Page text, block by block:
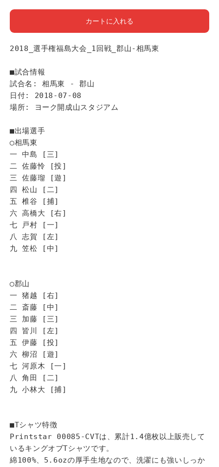
カートに入れる
2018_選手権福島大会_1回戦_郡山-相馬東
■試合情報
試合名: 相馬東 - 郡山
日付: 2018-07-08
場所: ヨーク開成山スタジアム
■出場選手
◯相馬東
一 中島 [三]
二 佐藤怜 [投]
三 佐藤瑠 [遊]
四 松山 [二]
五 椎谷 [捕]
六 高橋大 [右]
七 戸村 [一]
八 志賀 [左]
九 笠松 [中]
◯郡山
一 猪越 [右]
二 斎藤 [中]
三 加藤 [三]
四 皆川 [左]
五 伊藤 [投]
六 柳沼 [遊]
七 河原木 [一]
八 角田 [二]
九 小林大 [捕]
■Tシャツ特徴
Printstar 00085-CVTは、累計1.4億枚以上販売して
いるキングオブTシャツです。
綿100%、5.6ozの厚手生地なので、洗濯にも強いしっか